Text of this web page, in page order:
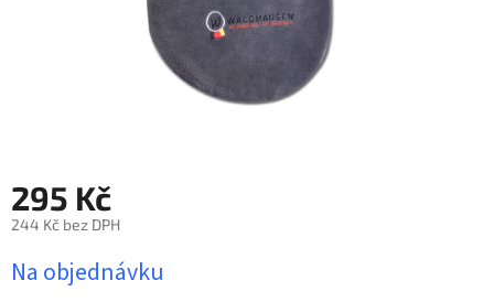
295 Kč
244 Kč bez DPH
cena:
Na objednávku